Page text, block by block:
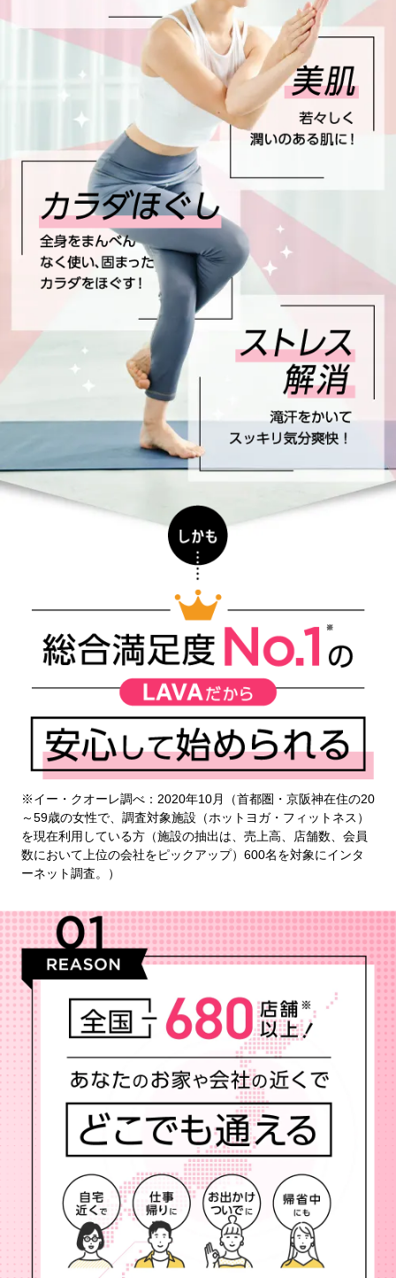
※イー・クオーレ調べ：2020年10月（首都圏・京阪神在住の20
～59歳の女性で、調査対象施設（ホットヨガ・フィットネス）
を現在利用している方（施設の抽出は、売上高、店舗数、会員
数において上位の会社をピックアップ）600名を対象にインタ
ーネット調査。）